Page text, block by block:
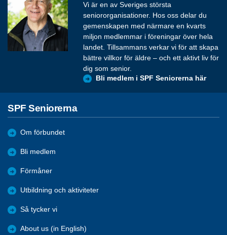
Vi är en av Sveriges största
seniororganisationer. Hos oss delar du
gemenskapen med närmare en kvarts
miljon medlemmar i föreningar över hela
landet. Tillsammans verkar vi för att skapa
bättre villkor för äldre – och ett aktivt liv för
dig som senior.
Bli medlem i SPF Seniorerna här
SPF Seniorerna
Om förbundet
Bli medlem
Förmåner
Utbildning och aktiviteter
Så tycker vi
About us (in English)